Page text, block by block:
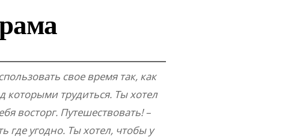
свое время так, как
трудиться. Ты хотел
восторг. Путешествовать! –
где угодно. Ты хотел, чтобы у